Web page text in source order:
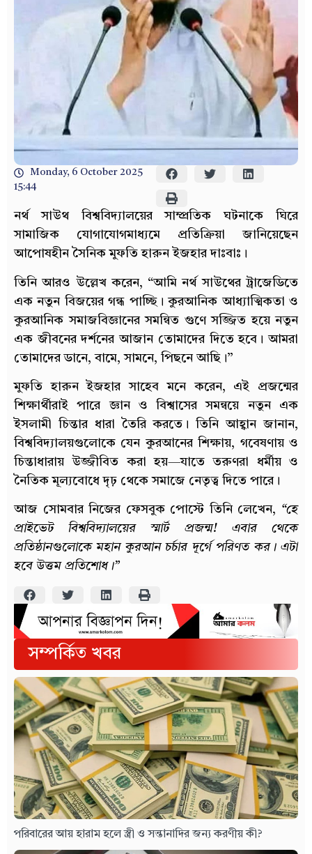
Monday, 6 October 2025
15:44
নর্থ সাউথ বিশ্ববিদ্যালয়ের সাম্প্রতিক ঘটনাকে ঘিরে
সামাজিক যোগাযোগমাধ্যমে প্রতিক্রিয়া জানিয়েছেন
আপোষহীন সৈনিক মুফতি হারুন ইজহার দাঃবাঃ।
তিনি আরও উল্লেখ করেন, “আমি নর্থ সাউথের ট্রাজেডিতে
এক নতুন বিজয়ের গন্ধ পাচ্ছি। কুরআনিক আধ্যাত্মিকতা ও
কুরআনিক সমাজবিজ্ঞানের সমন্বিত গুণে সজ্জিত হয়ে নতুন
এক জীবনের দর্শনের আজান তোমাদের দিতে হবে। আমরা
তোমাদের ডানে, বামে, সামনে, পিছনে আছি।”
মুফতি হারুন ইজহার সাহেব মনে করেন, এই প্রজন্মের
শিক্ষার্থীরাই পারে জ্ঞান ও বিশ্বাসের সমন্বয়ে নতুন এক
ইসলামী চিন্তার ধারা তৈরি করতে। তিনি আহ্বান জানান,
বিশ্ববিদ্যালয়গুলোকে যেন কুরআনের শিক্ষায়, গবেষণায় ও
চিন্তাধারায় উজ্জীবিত করা হয়—যাতে তরুণরা ধর্মীয় ও
নৈতিক মূল্যবোধে দৃঢ় থেকে সমাজে নেতৃত্ব দিতে পারে।
আজ সোমবার নিজের ফেসবুক পোস্টে তিনি লেখেন, “হে
প্রাইভেট বিশ্ববিদ্যালয়ের স্মার্ট প্রজন্ম! এবার থেকে
প্রতিষ্ঠানগুলোকে মহান কুরআন চর্চার দূর্গে পরিণত কর। এটা
হবে উত্তম প্রতিশোধ।”
সম্পর্কিত খবর
পরিবারের আয় হারাম হলে স্ত্রী ও সন্তানাদির জন্য করণীয় কী?